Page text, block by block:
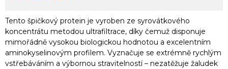
Tento špičkový protein je vyroben ze syrovátkového
koncentrátu metodou ultrafiltrace, díky čemuž disponuje
mimořádně vysokou biologickou hodnotou a excelentním
aminokyselinovým profilem. Vyznačuje se extrémně rychlým
vstřebáváním a výbornou stravitelností – nezatěžuje žaludek